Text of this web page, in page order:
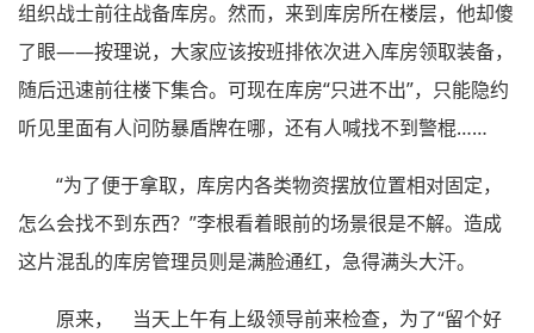
组织战士前往战备库房。然而，来到库房所在楼层，他却傻
了眼——按理说，大家应该按班排依次进入库房领取装备，
随后迅速前往楼下集合。可现在库房“只进不出”，只能隐约
听见里面有人问防暴盾牌在哪，还有人喊找不到警棍……
“为了便于拿取，库房内各类物资摆放位置相对固定，
怎么会找不到东西？”李根看着眼前的场景很是不解。造成
这片混乱的库房管理员则是满脸通红，急得满头大汗。
原来， 当天上午有上级领导前来检查，为了“留个好